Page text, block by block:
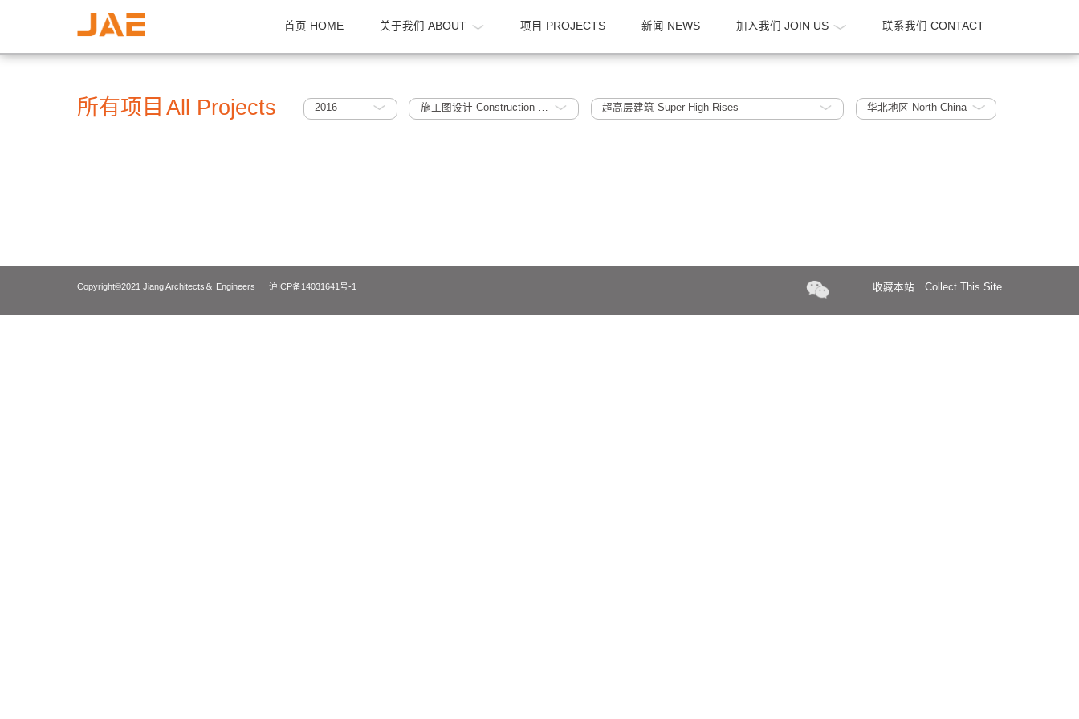
首页 HOME 关于我们 ABOUT 项目 PROJECTS 新闻 NEWS 加入我们 JOIN US 联系我们
所有项目All Projects 2016 施工图设计 Construction Document 超高层建筑 Super High Rises 华北地区 North China
Copyright©2021 Jiang Architects＆ Engineers 沪ICP备14031641号-1